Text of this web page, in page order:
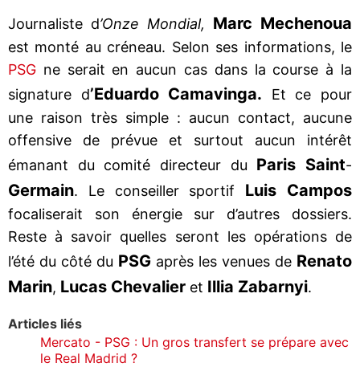
Journaliste d’Onze Mondial, Marc Mechenoua
est monté au créneau. Selon ses informations, le
PSG ne serait en aucun cas dans la course à la
signature d’Eduardo Camavinga. Et ce pour
une raison très simple : aucun contact, aucune
offensive de prévue et surtout aucun intérêt
émanant du comité directeur du Paris Saint-
Germain. Le conseiller sportif Luis Campos
focaliserait son énergie sur d’autres dossiers.
Reste à savoir quelles seront les opérations de
l’été du côté du PSG après les venues de Renato
Marin, Lucas Chevalier et Illia Zabarnyi.
Articles liés
Mercato - PSG : Un gros transfert se prépare avec
le Real Madrid ?